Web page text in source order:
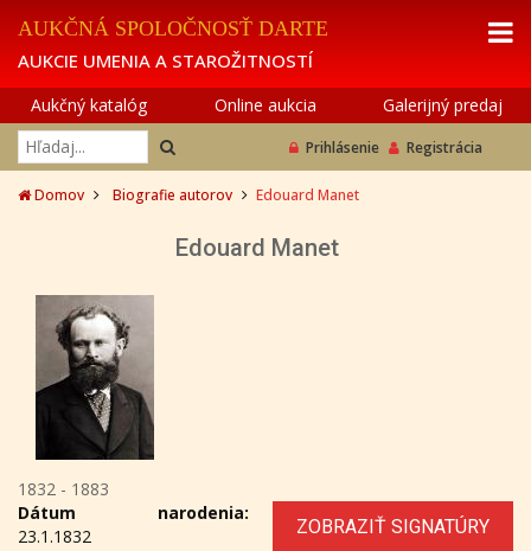
AUKČNÁ SPOLOČNOSŤ DARTE
AUKCIE UMENIA A STAROŽITNOSTÍ
Aukčný katalóg Online aukcia Galerijný predaj
Prihlásenie Registrácia
Domov Biografie autorov Edouard Manet
Edouard Manet
1832 - 1883
ZOBRAZIŤ SIGNATÚRY
Dátum narodenia:
23.1.1832